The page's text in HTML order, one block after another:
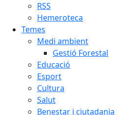
RSS
Hemeroteca
Temes
Medi ambient
Gestió Forestal
Educació
Esport
Cultura
Salut
Benestar i ciutadania